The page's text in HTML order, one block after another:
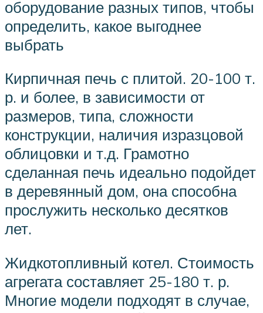
оборудование разных типов, чтобы
определить, какое выгоднее
выбрать
Кирпичная печь с плитой. 20-100 т.
р. и более, в зависимости от
размеров, типа, сложности
конструкции, наличия изразцовой
облицовки и т.д. Грамотно
сделанная печь идеально подойдет
в деревянный дом, она способна
прослужить несколько десятков
лет.
Жидкотопливный котел. Стоимость
агрегата составляет 25-180 т. р.
Многие модели подходят в случае,